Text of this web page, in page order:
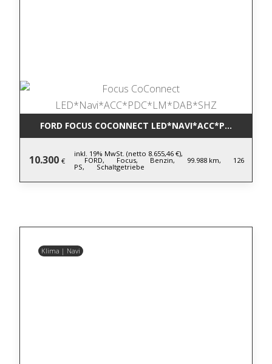
FORD FOCUS COCONNECT
10.300 €
inkl. 19% MwSt. (netto 8.655,46 €),
FORD, Focus, Benzin, 99.988 km, 126
PS, Schaltgetriebe
Klima | Navi